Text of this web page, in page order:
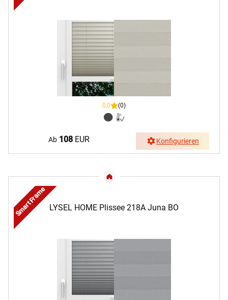
0,0 (0)
Ab 108EUR Konfigurieren
LYSEL HOME Plissee 218A Juna BO
Smart Frame